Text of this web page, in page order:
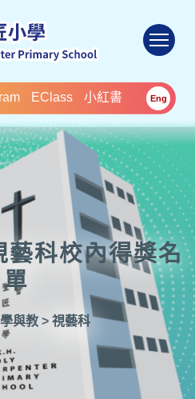
EClass 小紅書 Eng
科校內得獎名
單
學與教 > 視藝科